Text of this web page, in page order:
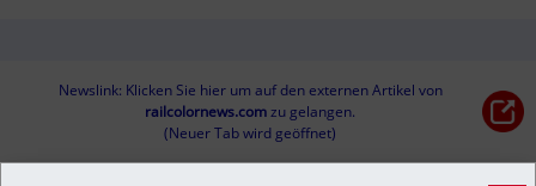
Newslink: Klicken Sie hier um auf den externen Artikel von
railcolornews.com zu gelangen.
(Neuer Tab wird geöffnet)